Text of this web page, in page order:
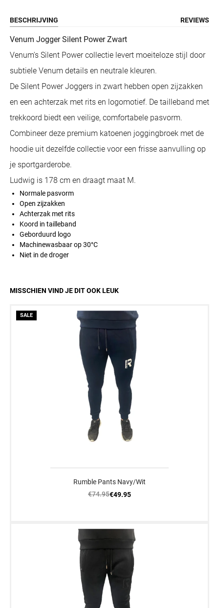
BESCHRIJVING REVIEWS
Venum Jogger Silent Power Zwart
Venum's Silent Power collectie levert moeiteloze stijl door
subtiele Venum details en neutrale kleuren.
De Silent Power Joggers in zwart hebben open zijzakken
en een achterzak met rits en logomotief. De tailleband met
trekkoord biedt een veilige, comfortabele pasvorm.
Combineer deze premium katoenen joggingbroek met de
hoodie uit dezelfde collectie voor een frisse aanvulling op
je sportgarderobe.
Ludwig is 178 cm en draagt maat M.
Normale pasvorm
Open zijzakken
Achterzak met rits
Koord in tailleband
Geborduurd logo
Machinewasbaar op 30°C
Niet in de droger
MISSCHIEN VIND JE DIT OOK LEUK
SALE
Rumble Pants Navy/Wit
€74.95€49.95